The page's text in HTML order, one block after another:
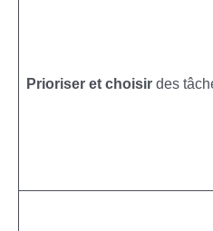
Prioriser et choisir des